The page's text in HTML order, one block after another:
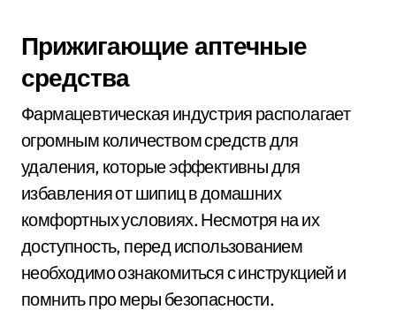
Прижигающие аптечные
средства
Фармацевтическая индустрия располагает
огромным количеством средств для
удаления, которые эффективны для
избавления от шипиц в домашних
комфортных условиях. Несмотря на их
доступность, перед использованием
необходимо ознакомиться с инструкцией и
помнить про меры безопасности.